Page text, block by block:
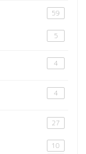
59
5
4
4
27
10